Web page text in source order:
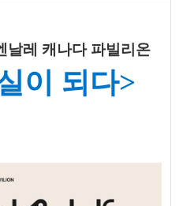
날레 캐나다 파빌리온
이 되다>